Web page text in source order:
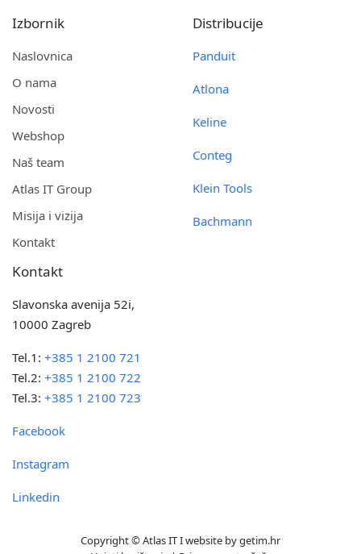
Izbornik
Naslovnica
O nama
Novosti
Webshop
Naš team
Atlas IT Group
Misija i vizija
Kontakt
Distribucije
Panduit
Atlona
Keline
Conteg
Klein Tools
Bachmann
Kontakt
Slavonska avenija 52i,
10000 Zagreb
Tel.1:+385 1 2100 721
Tel.2:+385 1 2100 722
Tel.3:+385 1 2100 723
Facebook
Instagram
Linkedin
Copyright © Atlas IT I website bygetim.hr